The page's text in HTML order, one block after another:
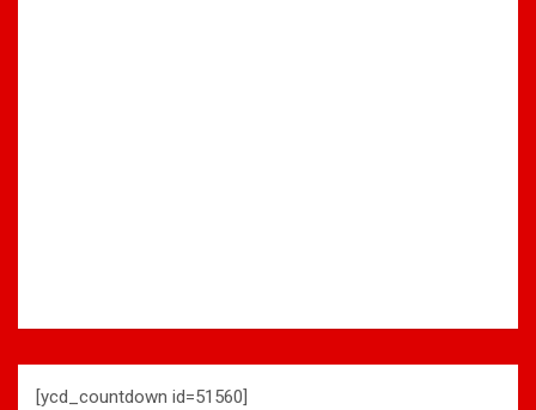
[ycd_countdown id=51560]